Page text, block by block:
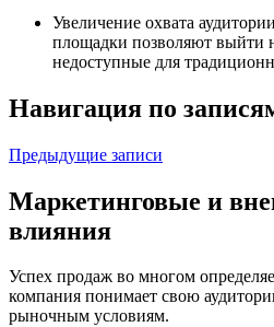
Увеличение охвата
площадки позволяют выйти
недоступные для
Навигация по
Предыдущие записи
Маркетинговые и
влияния
Успех продаж во многом
компания понимает свою
рыночным условиям.